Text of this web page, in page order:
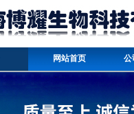
网站首页 公